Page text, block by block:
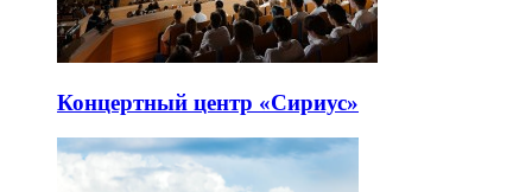
Концертный центр «Сириус»